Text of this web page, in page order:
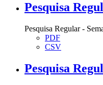
Pesquisa
Pesquisa Regular -
PDF
CSV
Pesquisa